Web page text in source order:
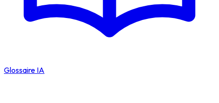
Glossaire IA